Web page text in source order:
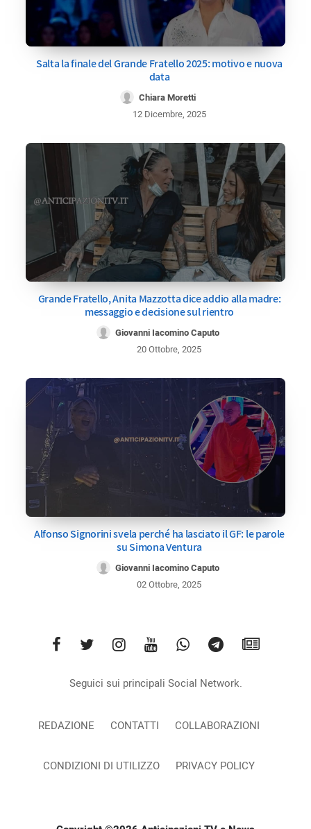
Salta la finale del Grande Fratello 2025: motivo e nuova
data
Chiara Moretti
12 Dicembre, 2025
Grande Fratello, Anita Mazzotta dice addio alla madre:
messaggio e decisione sul rientro
Giovanni Iacomino Caputo
20 Ottobre, 2025
Alfonso Signorini svela perché ha lasciato il GF: le parole
su Simona Ventura
Giovanni Iacomino Caputo
02 Ottobre, 2025
Seguici sui principali Social Network.
REDAZIONE CONTATTI COLLABORAZIONI
CONDIZIONI DI UTILIZZO PRIVACY POLICY